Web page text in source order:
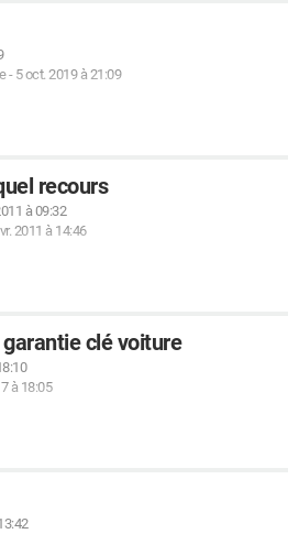
- 5 oct. 2019 à 21:09
recours
à 09:32
2011 à 14:46
clé voiture
à 18:05